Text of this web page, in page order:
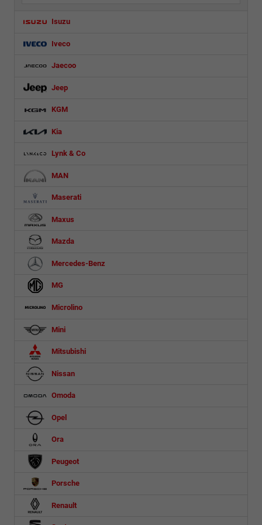
Isuzu
Iveco
Jaecoo
Jeep
KGM
Kia
Lynk & Co
MAN
Maserati
Maxus
Mazda
Mercedes-Benz
MG
Microlino
Mini
Mitsubishi
Nissan
Omoda
Opel
Ora
Peugeot
Porsche
Renault